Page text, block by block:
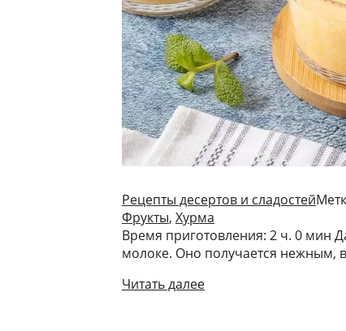
Рецепты десертов и сладостей
Фрукты, Хурма
Время приготовления: 2 ч. 0 мин
молоке. Оно получается нежным,
Читать далее